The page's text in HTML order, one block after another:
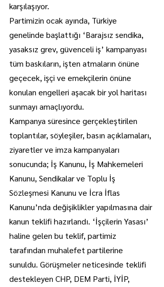
karşılaşıyor.
Partimizin ocak ayında, Türkiye
genelinde başlattığı ‘Barajsız sendika,
yasaksız grev, güvenceli iş’ kampanyası
tüm baskıların, işten atmaların önüne
geçecek, işçi ve emekçilerin önüne
konulan engelleri aşacak bir yol haritası
sunmayı amaçlıyordu.
Kampanya süresince gerçekleştirilen
toplantılar, söyleşiler, basın açıklamaları,
ziyaretler ve imza kampanyaları
sonucunda; İş Kanunu, İş Mahkemeleri
Kanunu, Sendikalar ve Toplu İş
Sözleşmesi Kanunu ve İcra İflas
Kanunu’nda değişiklikler yapılmasına dair
kanun teklifi hazırlandı. ‘İşçilerin Yasası’
haline gelen bu teklif, partimiz
tarafından muhalefet partilerine
sunuldu. Görüşmeler neticesinde teklifi
destekleyen CHP, DEM Parti, İYİP,